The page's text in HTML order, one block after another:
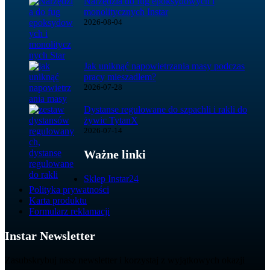
monolitycznych Instar
2026-08-04
Jak uniknąć napowietrzania masy podczas
pracy mieszadłem?
2026-07-28
Dystanse regulowane do szpachli i rakli do
żywic TytanX
2026-07-14
Ważne linki
Sklep Instar24
Polityka prywatności
Karta produktu
Formularz reklamacji
Instar Newsletter